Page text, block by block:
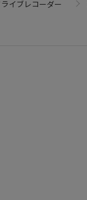
ライブレコーダー